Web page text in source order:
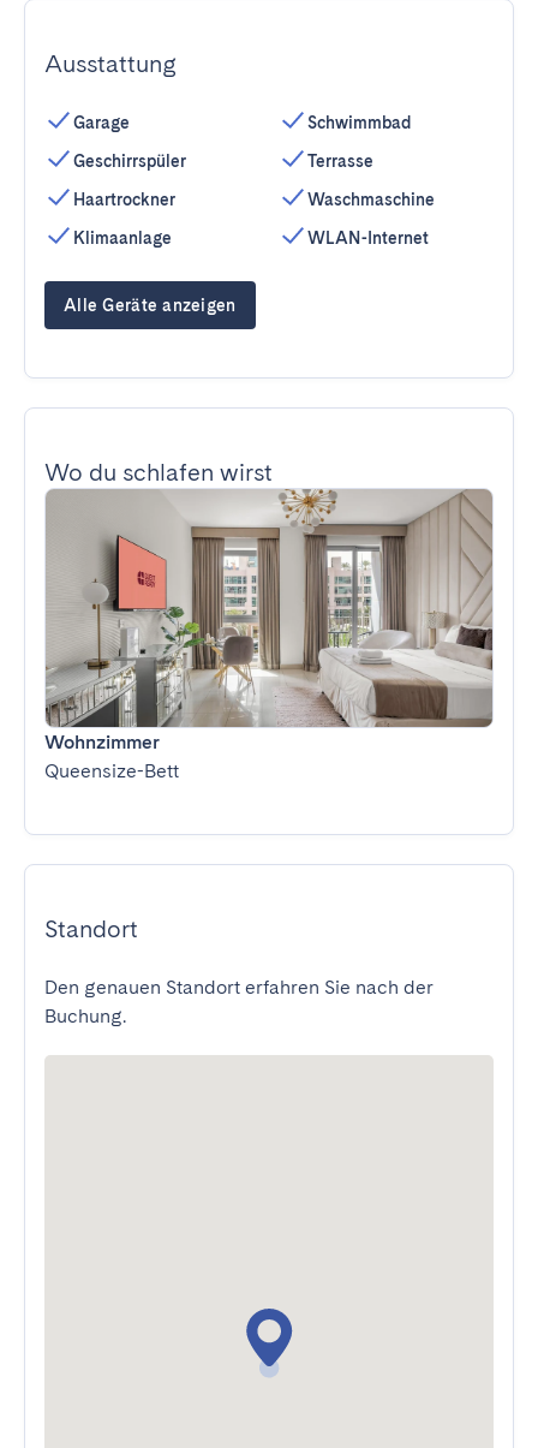
Ausstattung
Garage
Geschirrspüler
Haartrockner
Klimaanlage
Schwimmbad
Terrasse
Waschmaschine
WLAN-Internet
Alle Geräte anzeigen
Wo du schlafen wirst
Wohnzimmer
Queensize-Bett
Standort
Den genauen Standort erfahren Sie nach der
Buchung.